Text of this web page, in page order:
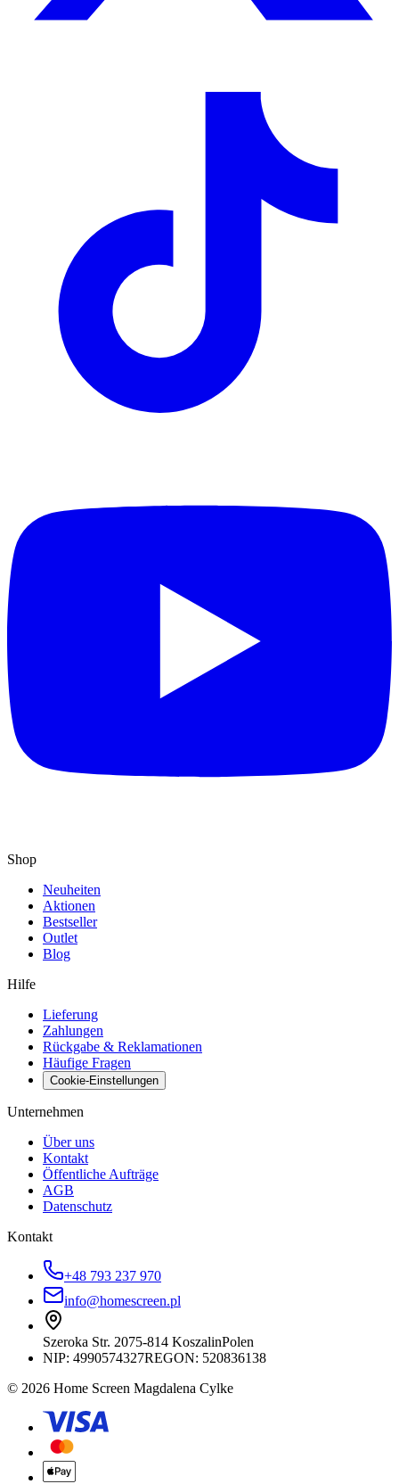
Shop
Neuheiten
Aktionen
Bestseller
Outlet
Blog
Hilfe
Lieferung
Zahlungen
Rückgabe & Reklamationen
Häufige Fragen
Cookie-Einstellungen
Unternehmen
Über uns
Kontakt
Öffentliche Aufträge
AGB
Datenschutz
Kontakt
+48 793 237 970
info@homescreen.pl
Szeroka Str. 2075-814 KoszalinPolen
NIP: 4990574327REGON: 520836138
© 2026 Home Screen Magdalena Cylke